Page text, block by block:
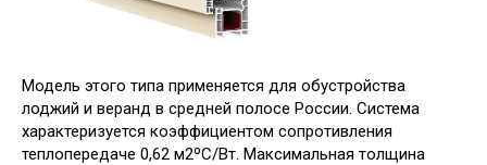
Модель этого типа применяется для обустройства
лоджий и веранд в средней полосе России. Система
характеризуется коэффициентом сопротивления
теплопередаче 0,62 м2ºC/Вт. Максимальная толщина